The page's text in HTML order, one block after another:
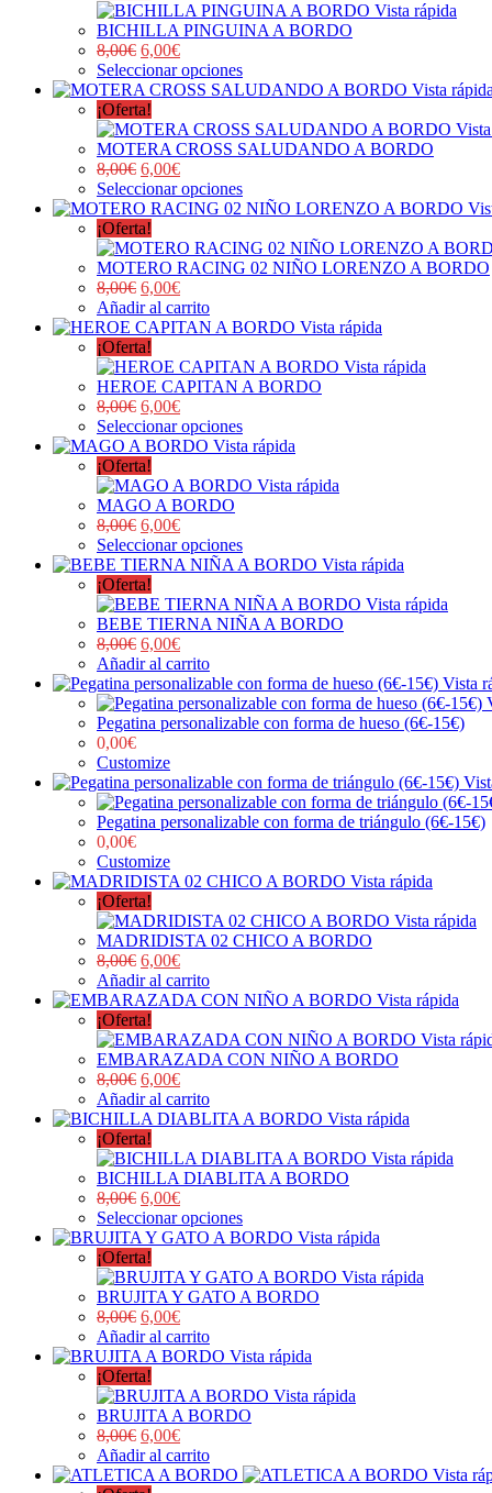
Vista rápida
BICHILLA PINGUINA A BORDO
8,00€ 6,00€
Seleccionar opciones
Vista
¡Oferta!
MOTERA CROSS SALUDANDO A BORDO
8,00€ 6,00€
Seleccionar opciones
¡Oferta!
MOTERO RACING 02 NIÑO LORENZO A BORDO
8,00€ 6,00€
Añadir al carrito
Vista rápida
¡Oferta!
Vista rápida
HEROE CAPITAN A BORDO
8,00€ 6,00€
Seleccionar opciones
Vista rápida
¡Oferta!
Vista rápida
MAGO A BORDO
8,00€ 6,00€
Seleccionar opciones
Vista rápida
¡Oferta!
Vista rápida
BEBE TIERNA NIÑA A BORDO
8,00€ 6,00€
Añadir al carrito
Vista
Pegatina personalizable con forma de hueso (6€-15€)
0,00€
Customize
Pegatina personalizable con forma de triángulo (6€-15€)
0,00€
Customize
Vista rápida
¡Oferta!
Vista rápida
MADRIDISTA 02 CHICO A BORDO
8,00€ 6,00€
Añadir al carrito
Vista rápida
¡Oferta!
Vista
EMBARAZADA CON NIÑO A BORDO
8,00€ 6,00€
Añadir al carrito
Vista rápida
¡Oferta!
Vista rápida
BICHILLA DIABLITA A BORDO
8,00€ 6,00€
Seleccionar opciones
Vista rápida
¡Oferta!
Vista rápida
BRUJITA Y GATO A BORDO
8,00€ 6,00€
Añadir al carrito
Vista rápida
¡Oferta!
Vista rápida
BRUJITA A BORDO
8,00€ 6,00€
Añadir al carrito
Vista